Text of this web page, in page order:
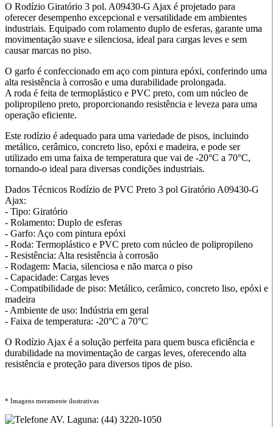
O Rodízio Giratório 3 pol. A09430-G Ajax é projetado para
oferecer desempenho excepcional e versatilidade em ambientes
industriais. Equipado com rolamento duplo de esferas, garante uma
movimentação suave e silenciosa, ideal para cargas leves e sem
causar marcas no piso.
O garfo é confeccionado em aço com pintura epóxi, conferindo uma
alta resistência à corrosão e uma durabilidade prolongada.
A roda é feita de termoplástico e PVC preto, com um núcleo de
polipropileno preto, proporcionando resistência e leveza para uma
operação eficiente.
Este rodízio é adequado para uma variedade de pisos, incluindo
metálico, cerâmico, concreto liso, epóxi e madeira, e pode ser
utilizado em uma faixa de temperatura que vai de -20°C a 70°C,
tornando-o ideal para diversas condições industriais.
Dados Técnicos Rodízio de PVC Preto 3 pol Giratório A09430-G
Ajax:
- Tipo: Giratório
- Rolamento: Duplo de esferas
- Garfo: Aço com pintura epóxi
- Roda: Termoplástico e PVC preto com núcleo de polipropileno
- Resistência: Alta resistência à corrosão
- Rodagem: Macia, silenciosa e não marca o piso
- Capacidade: Cargas leves
- Compatibilidade de piso: Metálico, cerâmico, concreto liso, epóxi e
madeira
- Ambiente de uso: Indústria em geral
- Faixa de temperatura: -20°C a 70°C
O Rodízio Ajax é a solução perfeita para quem busca eficiência e
durabilidade na movimentação de cargas leves, oferecendo alta
resistência e proteção para diversos tipos de piso.
* Imagens meramente ilustrativas
AV. Laguna: (44) 3220-1050